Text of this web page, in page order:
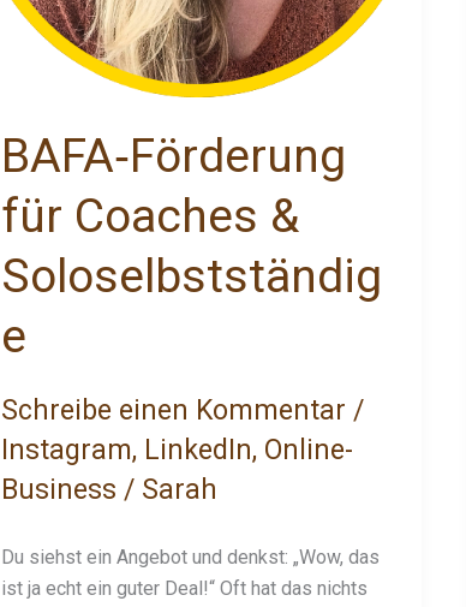
BAFA‑Förderung
für Coaches &
Soloselbstständig
e
Schreibe einen Kommentar /
Instagram, LinkedIn, Online-
Business / Sarah
Du siehst ein Angebot und denkst: „Wow, das
ist ja echt ein guter Deal!“ Oft hat das nichts